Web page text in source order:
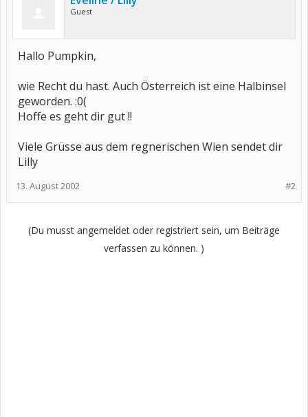
Guest
Hallo Pumpkin,
wie Recht du hast. Auch Österreich ist eine Halbinsel
geworden. :0(
Hoffe es geht dir gut !!
Viele Grüsse aus dem regnerischen Wien sendet dir
Lilly
#2
13. August 2002
(Du musst angemeldet oder registriert sein, um Beiträge
verfassen zu können. )